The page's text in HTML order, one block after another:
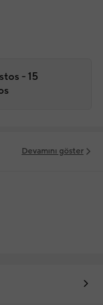
- 15
Devamını göster